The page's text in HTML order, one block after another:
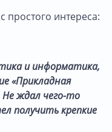
простого интереса:
и информатика,
«Прикладная
Не ждал чего-то
получить крепкие